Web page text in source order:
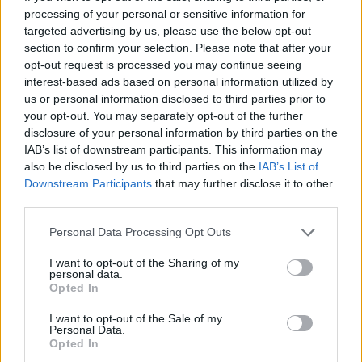
processing of your personal or sensitive information for
targeted advertising by us, please use the below opt-out
section to confirm your selection. Please note that after your
opt-out request is processed you may continue seeing
interest-based ads based on personal information utilized by
us or personal information disclosed to third parties prior to
your opt-out. You may separately opt-out of the further
disclosure of your personal information by third parties on the
IAB’s list of downstream participants. This information may
also be disclosed by us to third parties on the IAB’s List of
Downstream Participants that may further disclose it to other
Please note that this website/app uses one or more Google
not limited to your visit or usage behaviour. You may click to
grant or deny consent to Google and its third-party tags to
use your data for below specified purposes in below Google
consent section.
Personal Data Processing Opt Outs
I want to opt-out of the Sharing of my
personal data.
Opted In
I want to opt-out of the Sale of my
Personal Data.
Opted In
cualquier inversión.
AUTOR
Consejo editorial